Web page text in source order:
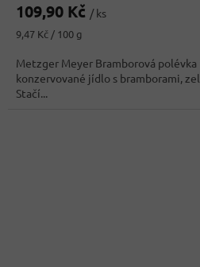
109,90 Kč / ks
Měrná
9,47 Kč / 100 g
Metzger Meyer Bramborová
konzervované jídlo s bramborami,
Stačí...